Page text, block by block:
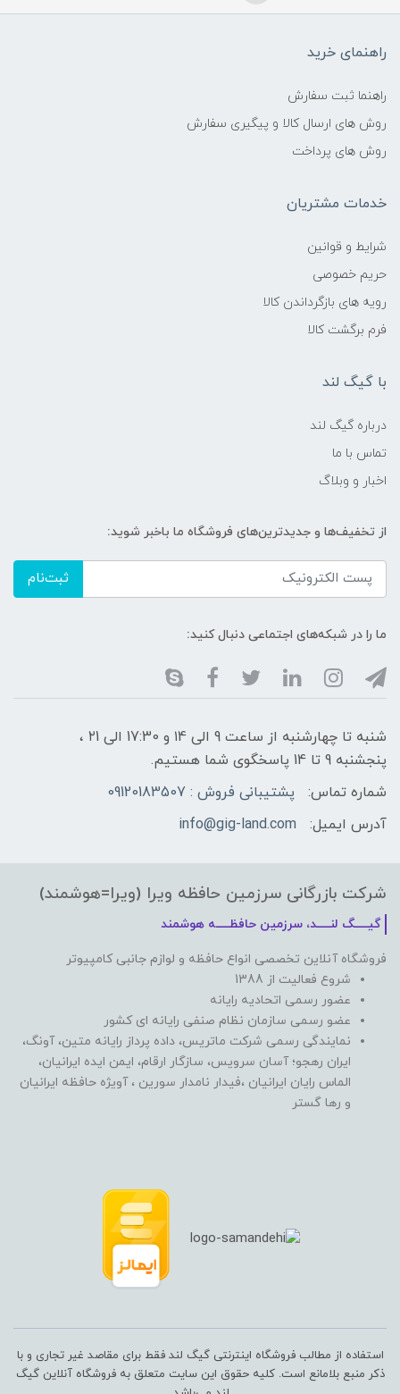
راهنمای خرید
راهنما ثبت سفارش
روش های ارسال کالا و پیگیری سفارش
روش های پرداخت
خدمات مشتریان
شرایط و قوانین
حریم خصوصی
رویه های بازگرداندن کالا
فرم برگشت کالا
با گیگ لند
درباره گیگ لند
تماس با ما
اخبار و وبلاگ
از تخفیف‌ها و جدیدترین‌های فروشگاه ما باخبر شوید:
ثبت‌نام
ما را در شبکه‌های اجتماعی دنبال کنید:
شنبه تا چهارشنبه از ساعت 9 الی ۱4 و 17:30 الی ۲1 ،
پنجشنبه 9 تا 14 پاسخگوی شما هستیم.
شماره تماس:
پشتیبانی فروش : 09120183507
آدرس ایمیل:
info@gig-land.com
شرکت بازرگانی سرزمین حافظه ویرا (ویرا=هوشمند)
گیـــــگ لنـــــد، سرزمین حافظـــــه هوشمند
فروشگاه آنلاین تخصصی انواع حافظه و لوازم جانبی کامپیوتر
شروع فعالیت از 1388
عضور رسمی اتحادیه رایانه
عضو رسمی سازمان نظام صنفی رایانه ای کشور
نمایندگی رسمی شرکت ماتریس، داده پرداز رایانه متین، آونگ،
ایران رهجو؛ آسان سرویس، سازگار ارقام، ایمن ایده ایرانیان،
الماس رایان ایرانیان ،فیدار نامدار سورین ، آویژه حافظه ایرانیان
و رها گستر
استفاده از مطالب فروشگاه اینترنتی گیگ لند فقط برای مقاصد غیر تجاری و با
ذکر منبع بلامانع است. کلیه حقوق این سایت متعلق به فروشگاه آنلاین گیگ